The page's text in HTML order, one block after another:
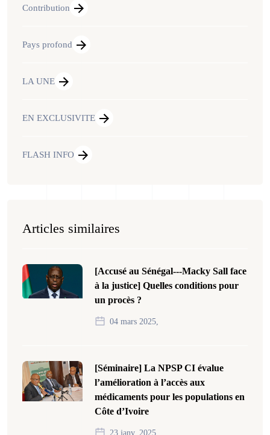
Contribution
Pays profond
LA UNE
EN EXCLUSIVITE
FLASH INFO
Articles similaires
[Accusé au Sénégal---Macky Sall face
à la justice] Quelles conditions pour
un procès ?
04 mars 2025,
[Séminaire] La NPSP CI évalue
l’amélioration à l’accès aux
médicaments pour les populations en
Côte d’Ivoire
23 janv. 2025,